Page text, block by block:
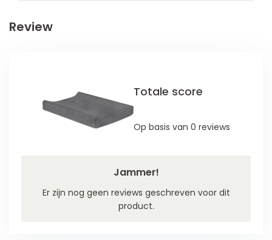
Review
Jammer!
Er zijn nog geen reviews geschreven voor dit
product.
Totale score
Op basis van 0 reviews